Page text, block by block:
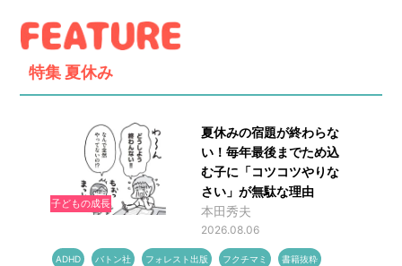
特集 夏休み
子どもの成長
夏休みの宿題が終わらな
い！毎年最後までため込
む子に「コツコツやりな
さい」が無駄な理由
本田秀夫
2026.08.06
ADHD バトン社 フォレスト出版 フクチマミ 書籍抜粋